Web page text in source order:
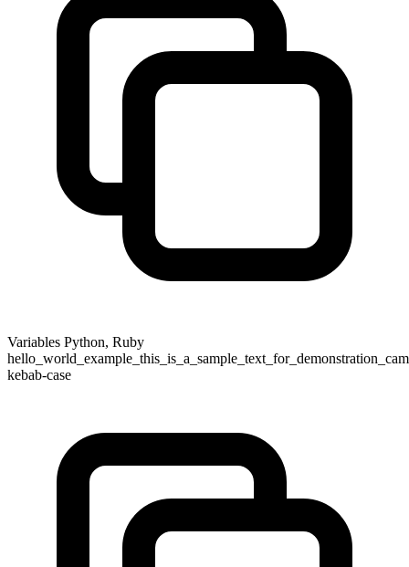
Variables Python, Ruby
kebab-case